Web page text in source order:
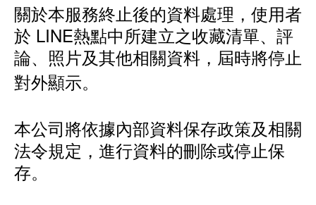
關於本服務終止後的資料處理，使用者
於 LINE熱點中所建立之收藏清單、評
論、照片及其他相關資料，屆時將停止
對外顯示。
本公司將依據內部資料保存政策及相關
法令規定，進行資料的刪除或停止保
存。